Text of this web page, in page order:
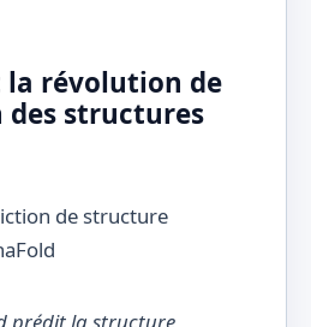
la révolution de
structures